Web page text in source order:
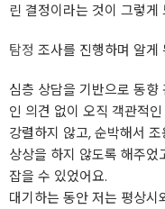
린 결정이라는 것이 그렇게
탐정 조사를 진행하며 알게
심층 상담을 기반으로 동향
인 의견 없이 오직 객관적
강렬하지 않고, 순박해서
상상을 하지 않도록 해주
잡을 수 있었어요.
대기하는 동안 저는 평상